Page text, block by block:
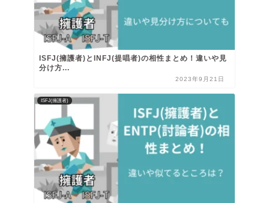
ISFJ(擁護者)とINFJ(提唱者)の相性まとめ！違いや見
分け方...
2023年9月21日
ISFJ(擁護者)